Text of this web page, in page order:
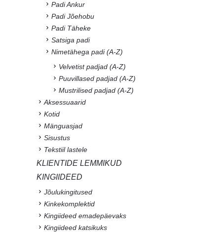
Padi Ankur
Padi Jõehobu
Padi Täheke
Satsiga padi
Nimetähega padi (A-Z)
Velvetist padjad (A-Z)
Puuvillased padjad (A-Z)
Mustrilised padjad (A-Z)
Aksessuaarid
Kotid
Mänguasjad
Sisustus
Tekstiil lastele
KLIENTIDE LEMMIKUD
KINGIIDEED
Jõulukingitused
Kinkekomplektid
Kingiideed emadepäevaks
Kingiideed katsikuks